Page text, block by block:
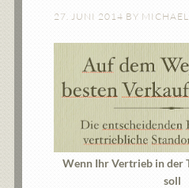
27. JUNI 2014 BY
Wenn Ihr Vertrieb in der
soll